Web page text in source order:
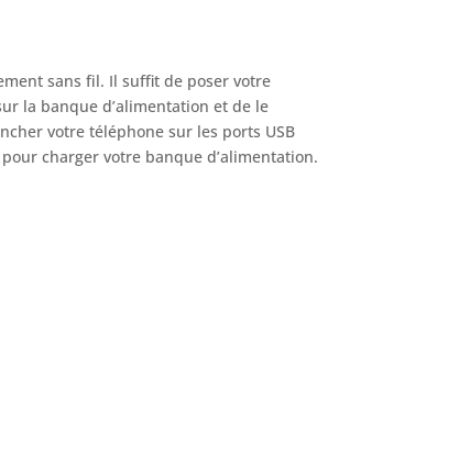
sans fil. Il suffit de poser votre
la banque d’alimentation et de le
votre téléphone sur les ports USB
charger votre banque d’alimentation.